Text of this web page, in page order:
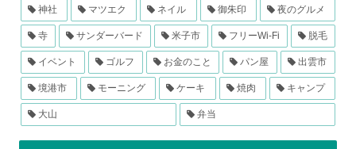
神社 マツエク ネイル 御朱印 夜のグルメ
寺 サンダーバード 米子市 フリーWi-Fi 脱毛
イベント ゴルフ お金のこと パン屋 出雲市
境港市 モーニング ケーキ 焼肉 キャンプ
大山 弁当